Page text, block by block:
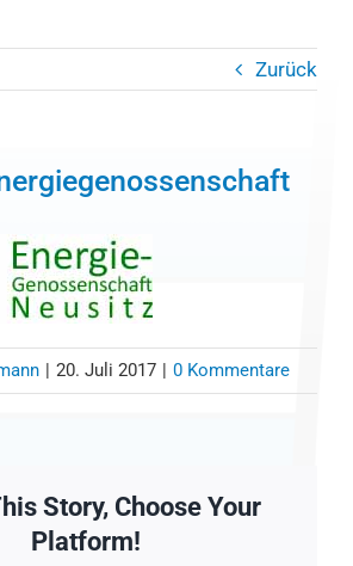
Zurück
| 20. Juli 2017 | 0 Kommentare
Story, Choose Your
Platform!